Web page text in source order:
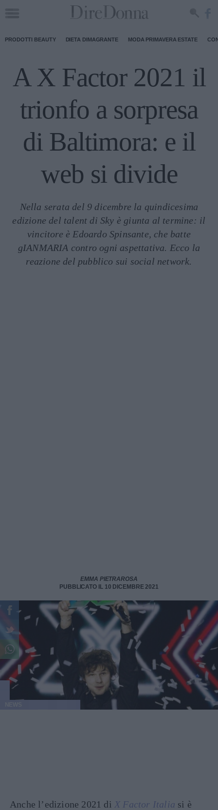
PRODOTTI BEAUTY DIETA DIMAGRANTE MODA PRIMAVERA ESTATE
A X Factor 2021 il
trionfo a sorpresa
di Baltimora: e il
web si divide
Nella serata del 9 dicembre la quindicesima
edizione del talent di Sky è giunta al termine: il
vincitore è Edoardo Spinsante, che batte
gIANMARIA contro ogni aspettativa. Ecco la
reazione del pubblico sui social network.
EMMA PIETRAROSA
PUBBLICATO IL 10 DICEMBRE 2021
Anche l’edizione 2021 di X Factor Italia si è